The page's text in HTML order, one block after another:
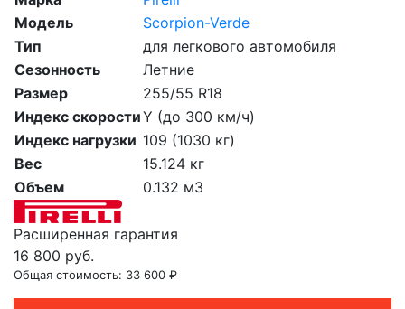
Модель
Scorpion-Verde
Тип
для легкового автомобиля
Сезонность
Летние
Размер
255/55 R18
Индекс скоростиY (до 300 км/ч)
Индекс нагрузки 109 (1030 кг)
Вес
15.124 кг
Объем
0.132 м3
Расширенная гарантия
16 800 руб.
Общая стоимость: 33 600 ₽